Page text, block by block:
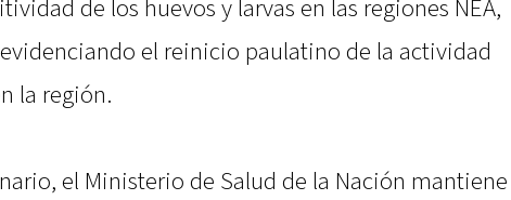
de los huevos y larvas en las regiones NEA,
evidenciando el reinicio paulatino de la actividad
la región.
el Ministerio de Salud de la Nación mantiene